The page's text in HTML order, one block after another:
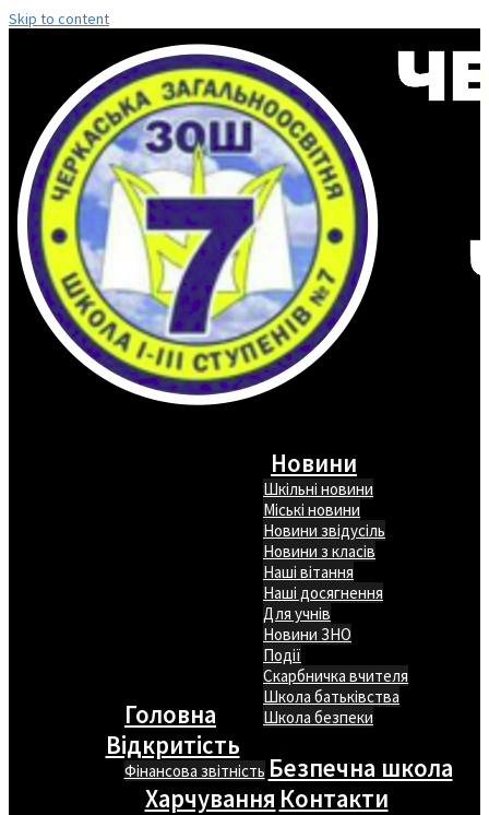
Skip to content
Головна
Новини
Шкільні новини
Міські новини
Новини звідусіль
Новини з класів
Наші вітання
Наші досягнення
Для учнів
Новини ЗНО
Події
Скарбничка вчителя
Школа батьківства
Школа безпеки
Відкритість
Фінансова звітність Безпечна школа
Харчування Контакти